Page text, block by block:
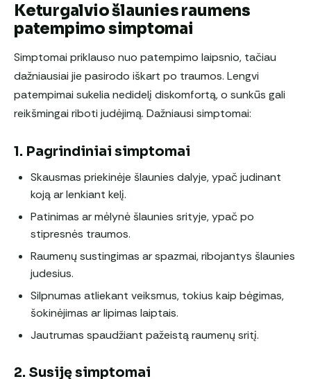
Keturgalvio šlaunies raumens
patempimo simptomai
Simptomai priklauso nuo patempimo laipsnio, tačiau
dažniausiai jie pasirodo iškart po traumos. Lengvi
patempimai sukelia nedidelį diskomfortą, o sunkūs gali
reikšmingai riboti judėjimą. Dažniausi simptomai:
1. Pagrindiniai simptomai
Skausmas priekinėje šlaunies dalyje, ypač judinant
koją ar lenkiant kelį.
Patinimas ar mėlynė šlaunies srityje, ypač po
stipresnės traumos.
Raumenų sustingimas ar spazmai, ribojantys šlaunies
judesius.
Silpnumas atliekant veiksmus, tokius kaip bėgimas,
šokinėjimas ar lipimas laiptais.
Jautrumas spaudžiant pažeistą raumenų sritį.
2. Susiję simptomai